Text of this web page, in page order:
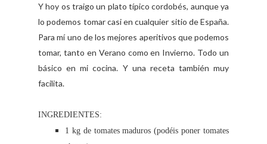
Y hoy os traigo un plato típico cordobés, aunque ya
lo podemos tomar casi en cualquier sitio de España.
Para mí uno de los mejores aperitivos que podemos
tomar, tanto en Verano como en Invierno. Todo un
básico en mi cocina. Y una receta también muy
facilita.
INGREDIENTES:
1 kg de tomates maduros (podéis poner tomates